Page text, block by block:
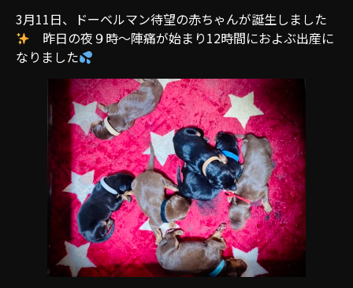
3月11日、ドーベルマン待望の赤ちゃんが誕生しました
昨日の夜９時〜陣痛が始まり12時間におよぶ出産に
なりました